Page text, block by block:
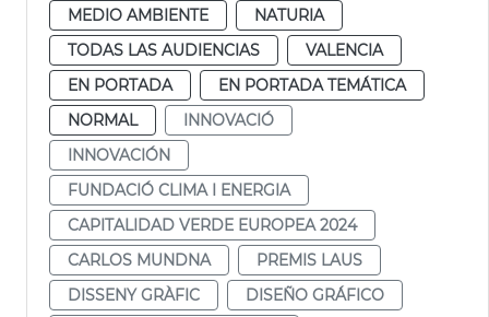
MEDIO AMBIENTE
NATURIA
TODAS LAS AUDIENCIAS
VALENCIA
EN PORTADA
EN PORTADA TEMÁTICA
NORMAL
INNOVACIÓ
INNOVACIÓN
FUNDACIÓ CLIMA I ENERGIA
CAPITALIDAD VERDE EUROPEA 2024
CARLOS MUNDNA
PREMIS LAUS
DISSENY GRÀFIC
DISEÑO GRÁFICO